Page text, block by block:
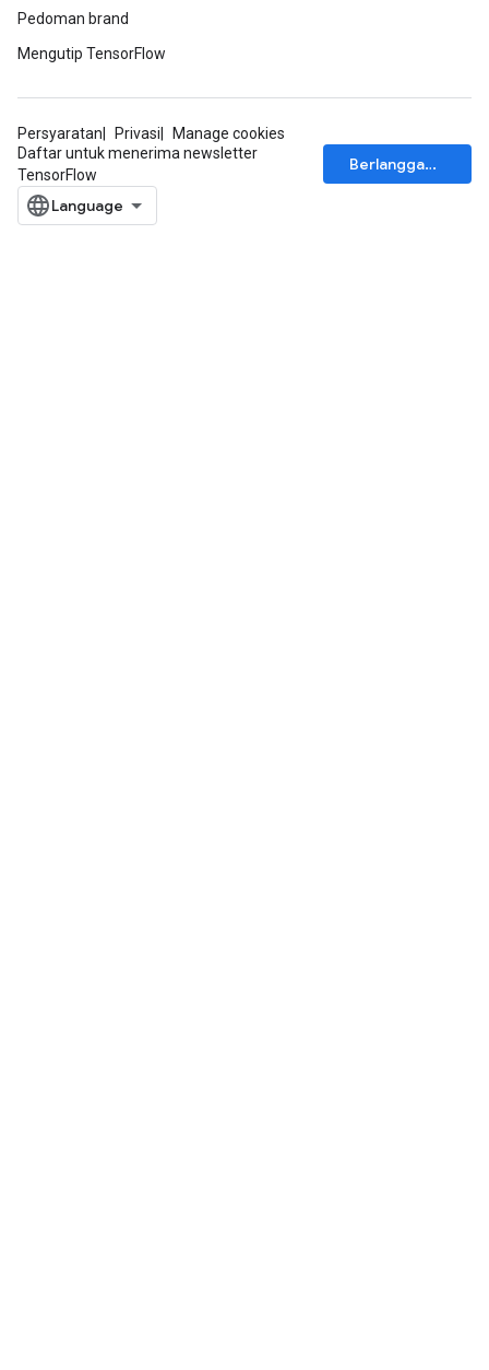
Pedoman brand
Mengutip TensorFlow
Persyaratan Privasi
Manage cookies
Daftar untuk menerima newsletter
TensorFlow
Berlangganan